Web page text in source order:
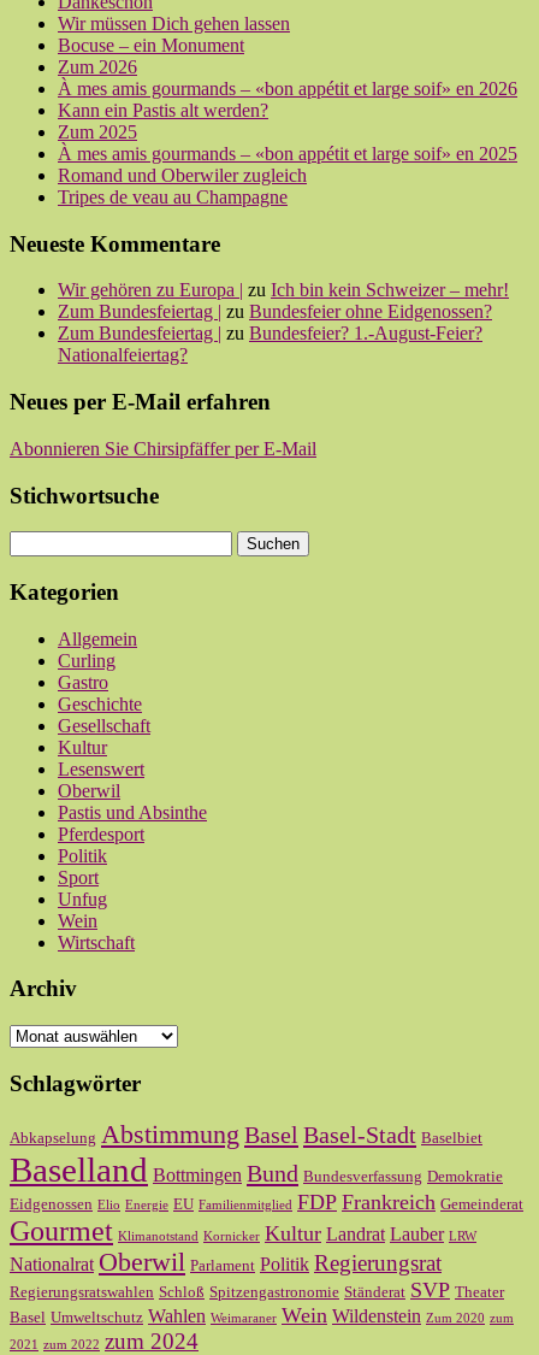
Wir müssen Dich gehen lassen
Bocuse – ein Monument
Zum 2026
À mes amis gourmands – «bon appétit et large soif» en 2026
Kann ein Pastis alt werden?
Zum 2025
À mes amis gourmands – «bon appétit et large soif» en 2025
Romand und Oberwiler zugleich
Tripes de veau au Champagne
Neueste Kommentare
Wir gehören zu Europa | zu Ich bin kein Schweizer – mehr!
Zum Bundesfeiertag | zu Bundesfeier ohne Eidgenossen?
Zum Bundesfeiertag | zu Bundesfeier? 1.-August-Feier?
Nationalfeiertag?
Neues per E-Mail erfahren
Abonnieren Sie Chirsipfäffer per E-Mail
Stichwortsuche
Kategorien
Allgemein
Curling
Gastro
Geschichte
Gesellschaft
Kultur
Lesenswert
Oberwil
Pastis und Absinthe
Pferdesport
Politik
Sport
Unfug
Wein
Wirtschaft
Archiv
Archiv
Schlagwörter
Abkapselung Abstimmung Basel Basel-Stadt Baselbiet
Baselland Bottmingen Bund Bundesverfassung Demokratie
Eidgenossen Elio Energie EU Familienmitglied FDP Frankreich Gemeinderat
Gourmet Klimanotstand Kornicker Kultur Landrat Lauber LRW
Nationalrat Oberwil Parlament Politik Regierungsrat
Regierungsratswahlen Schloß Spitzengastronomie Ständerat SVP Theater
Basel Umweltschutz Wahlen Weimaraner Wein Wildenstein Zum 2020 zum
2021
zum 2022 zum 2024